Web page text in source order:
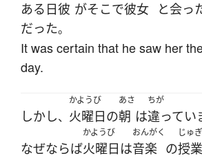
ある日彼 がそこで彼女 と会っ
だった。
It was certain that he saw her
day.
しかし、
かようび
火曜日の
あさ
朝 は
ちが
違ってい
なぜならば
かようび
火曜日 は
おんがく
音楽 の
じゅ
授業